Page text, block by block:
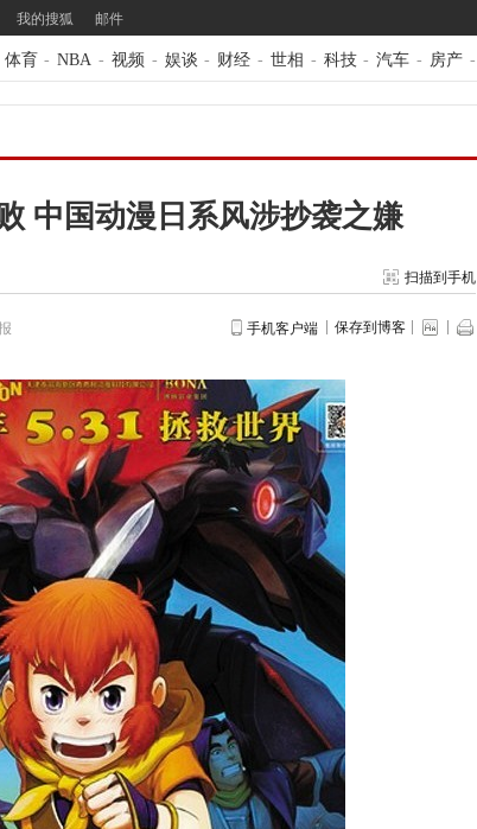
我的搜狐 邮件
体育 - NBA - 视频 - 娱谈 - 财经 - 世相 - 科技 - 汽车 - 房产 -
中国动漫日系风涉抄袭之嫌
扫描到手机
手机客户端 保存到博客